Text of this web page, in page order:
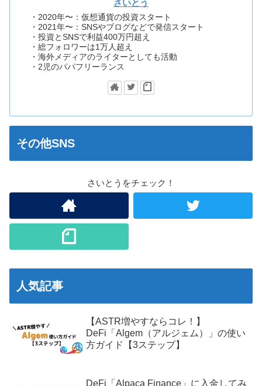
さいとう
・2020年〜：仮想通貨の投資スタート
・2021年〜：SNSやブログなどで発信スタート
・投資とSNSで利益400万円超え
・総フォロワーは1万人超え
・海外メディアのライターとしても活動
・2児のパパフリーランス
その他SNS
さいとうをチェック！
人気記事
【ASTR増やすならコレ！】
DeFi「Algem（アルジェム）」の使い
方ガイド【3ステップ】
DeFi「Alpaca Finance」に入金してみ